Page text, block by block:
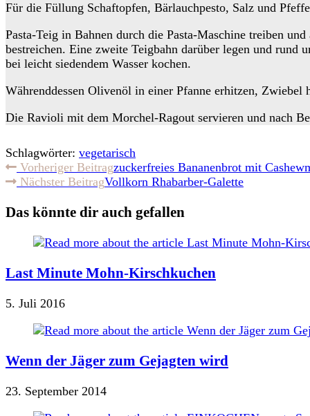
Für die Füllung Schaftopfen, Bärlauchpesto, Salz und
Pasta-Teig in Bahnen durch die Pasta-Maschine treiben
bestreichen. Eine zweite Teigbahn darüber legen und rund
bei leicht siedendem Wasser kochen.
Währenddessen Olivenöl in einer Pfanne erhitzen,
Die Ravioli mit dem Morchel-Ragout servieren und nach
Schlagwörter: vegetarisch
Weitere
Artikel
ansehen
Vorheriger Beitragzuckerfreies Bananenbrot mit
Nächster BeitragVollkorn Rhabarber-Galette
Das könnte dir auch gefallen
Last Minute Mohn-Kirschkuchen
5. Juli 2016
Wenn der Jäger zum Gejagten wird
23. September 2014